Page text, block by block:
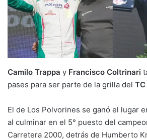
Camilo Trappa y Francisco Coltrinari
pases para ser parte de la grilla del
El de Los Polvorines se ganó el lugar
al culminar en el 5° puesto del
Carretera 2000, detrás de Humberto